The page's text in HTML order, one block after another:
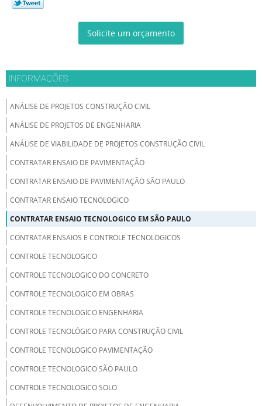
Solicite um orçamento
INFORMAÇÕES
ANÁLISE DE PROJETOS CONSTRUÇÃO CIVIL
ANÁLISE DE PROJETOS DE ENGENHARIA
ANÁLISE DE VIABILIDADE DE PROJETOS CONSTRUÇÃO CIVIL
CONTRATAR ENSAIO DE PAVIMENTAÇÃO
CONTRATAR ENSAIO DE PAVIMENTAÇÃO SÃO PAULO
CONTRATAR ENSAIO TECNOLOGICO
CONTRATAR ENSAIO TECNOLOGICO EM SÃO PAULO
CONTRATAR ENSAIOS E CONTROLE TECNOLOGICOS
CONTROLE TECNOLOGICO
CONTROLE TECNOLOGICO DO CONCRETO
CONTROLE TECNOLOGICO EM OBRAS
CONTROLE TECNOLOGICO ENGENHARIA
CONTROLE TECNOLÓGICO PARA CONSTRUÇÃO CIVIL
CONTROLE TECNOLOGICO PAVIMENTAÇÃO
CONTROLE TECNOLOGICO SÃO PAULO
CONTROLE TECNOLOGICO SOLO